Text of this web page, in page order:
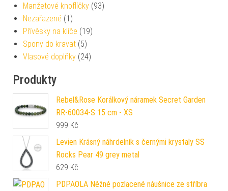
Manžetové knoflíčky (93)
Nezařazené (1)
Přívěsky na klíče (19)
Spony do kravat (5)
Vlasové doplňky (24)
Produkty
Rebel&Rose Korálkový náramek Secret Garden
RR-60034-S 15 cm - XS
999 Kč
Levien Krásný náhrdelník s černými krystaly SS
Rocks Pear 49 grey metal
629 Kč
PDPAOLA Něžné pozlacené náušnice ze stříbra